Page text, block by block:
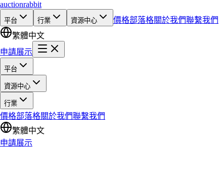
auctionrabbit
平台 行業 資源中心 價格部落格關於我們聯繫我們
繁體中文
申請展示
平台
資源中心
行業
價格部落格關於我們聯繫我們
繁體中文
申請展示